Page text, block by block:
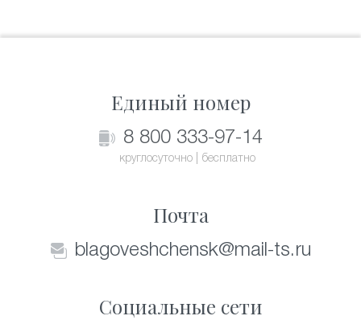
Единый номер
8 800 333-97-14
круглосуточно | бесплатно
Почта
blagoveshchensk@mail-ts.ru
Социальные сети